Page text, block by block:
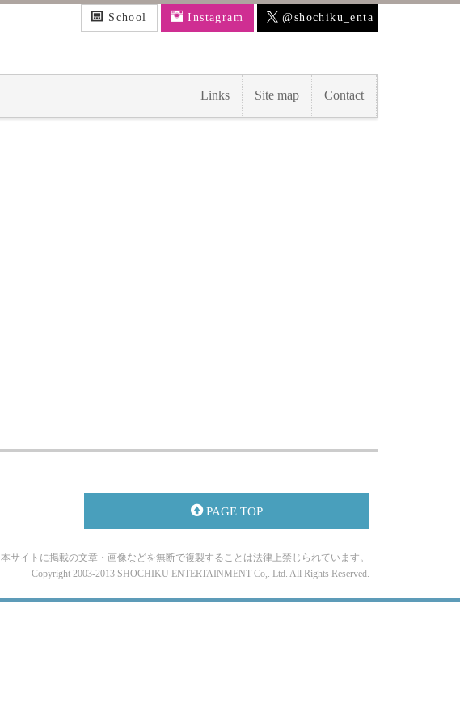
School Instagram @shochiku_enta
Links Site map Contact
PAGE TOP
本サイトに掲載の文章・画像などを無断で複製することは法律上禁じられています。
Copyright 2003-2013 SHOCHIKU ENTERTAINMENT Co,. Ltd. All Rights Reserved.